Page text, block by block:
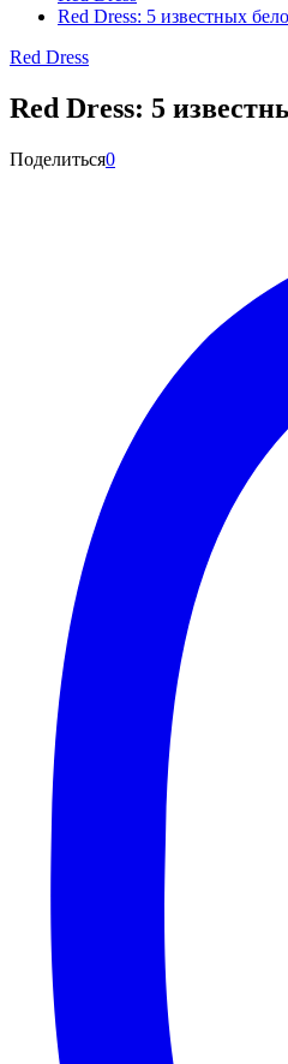
Red Dress: 5 известных
Red Dress
Red Dress: 5
Поделиться0